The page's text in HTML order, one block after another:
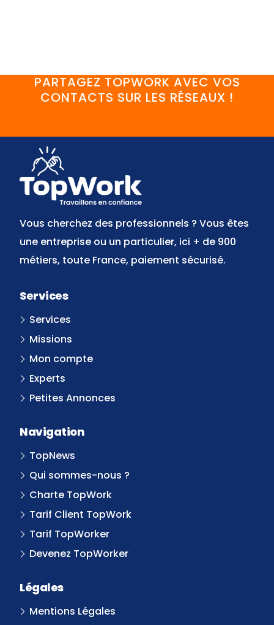
PARTAGEZ TOPWORK AVEC VOS
CONTACTS SUR LES RÉSEAUX !
Vous cherchez des professionnels ? Vous êtes
une entreprise ou un particulier, ici + de 900
métiers, toute France, paiement sécurisé.
Services
Services
Missions
Mon compte
Experts
Petites Annonces
Navigation
TopNews
Qui sommes-nous ?
Charte TopWork
Tarif Client TopWork
Tarif TopWorker
Devenez TopWorker
Légales
Mentions Légales